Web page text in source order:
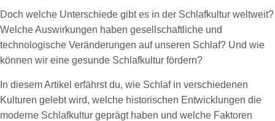
Doch welche Unterschiede gibt es in der Schlafkultur weltweit?
Welche Auswirkungen haben gesellschaftliche und
technologische Veränderungen auf unseren Schlaf? Und wie
können wir eine gesunde Schlafkultur fördern?
In diesem Artikel erfährst du, wie Schlaf in verschiedenen
Kulturen gelebt wird, welche historischen Entwicklungen die
moderne Schlafkultur geprägt haben und welche Faktoren